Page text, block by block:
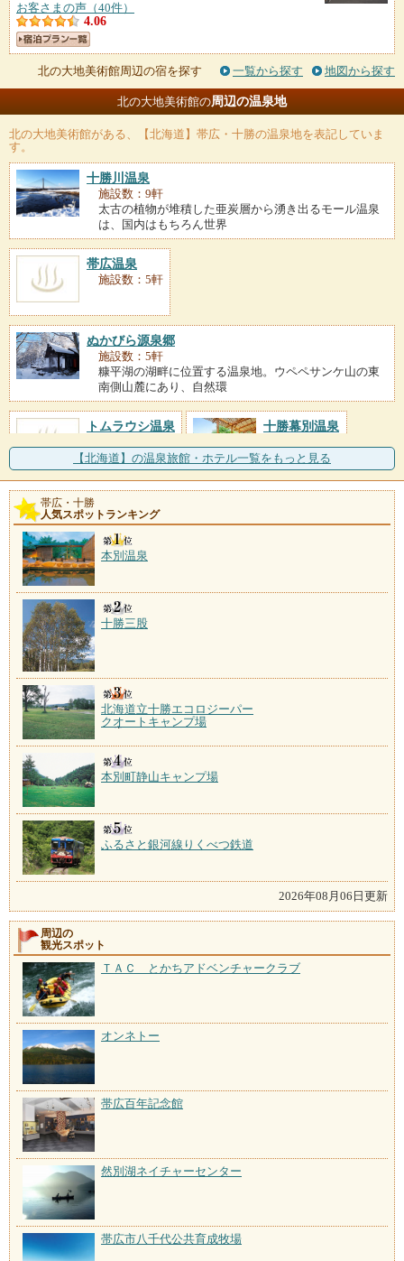
お客さまの声（40件）
4.06
北の大地美術館周辺の宿を探す 一覧から探す 地図から探す
北の大地美術館の周辺の温泉地
北の大地美術館がある、【北海道】帯広・十勝の温泉地を表記していま
す。
十勝川温泉
施設数：9軒
太古の植物が堆積した亜炭層から湧き出るモール温泉
は、国内はもちろん世界
帯広温泉
施設数：5軒
ぬかびら源泉郷
施設数：5軒
糠平湖の湖畔に位置する温泉地。ウペペサンケ山の東
南側山麓にあり、自然環
トムラウシ温泉 十勝幕別温泉
【北海道】の温泉旅館・ホテル一覧をもっと見る
帯広・十勝
人気スポットランキング
本別温泉
十勝三股
北海道立十勝エコロジーパー
クオートキャンプ場
本別町静山キャンプ場
ふるさと銀河線りくべつ鉄道
2026年08月06日更新
周辺の
観光スポット
ＴＡＣ とかちアドベンチャークラブ
オンネトー
帯広百年記念館
然別湖ネイチャーセンター
帯広市八千代公共育成牧場